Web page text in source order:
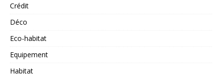
Crédit
Déco
Eco-habitat
Equipement
Habitat